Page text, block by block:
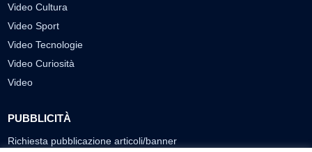
Video Cultura
Video Sport
Video Tecnologie
Video Curiosità
Video
PUBBLICITÀ
Richiesta pubblicazione articoli/banner